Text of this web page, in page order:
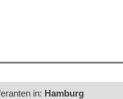
in: Hamburg